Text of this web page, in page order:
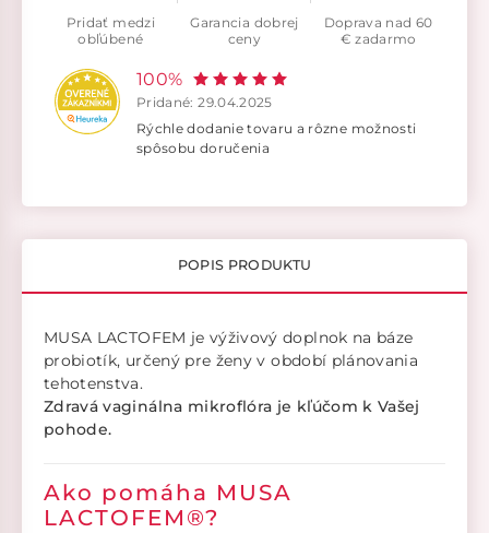
Pridať medzi
obľúbené
Garancia dobrej
ceny
Doprava nad 60
€ zadarmo
100%
Pridané: 29.04.2025
Rýchle dodanie tovaru a rôzne možnosti
spôsobu doručenia
POPIS PRODUKTU
MUSA LACTOFEM je výživový doplnok na báze
probiotík, určený pre ženy v období plánovania
tehotenstva.
Zdravá vaginálna mikroflóra je kľúčom k Vašej
pohode.
Ako pomáha MUSA
LACTOFEM®?